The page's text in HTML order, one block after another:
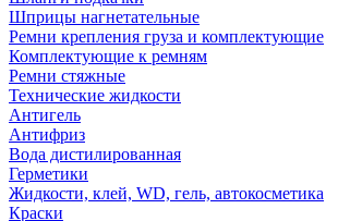
Шприцы нагнетательные
Ремни крепления груза и комплектующие
Комплектующие к ремням
Ремни стяжные
Технические жидкости
Антигель
Антифриз
Вода дистилированная
Герметики
Жидкости, клей, WD, гель, автокосметика
Краски